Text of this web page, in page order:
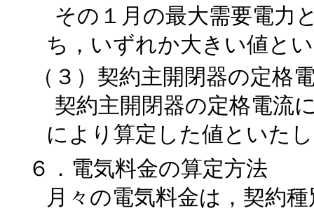
その１月の最大需要電力
ち，いずれか大きい値と
（３）契約主開閉器の定格
契約主開閉器の定格電流
により算定した値といた
６．電気料金の算定方法
月々の電気料金は，契約